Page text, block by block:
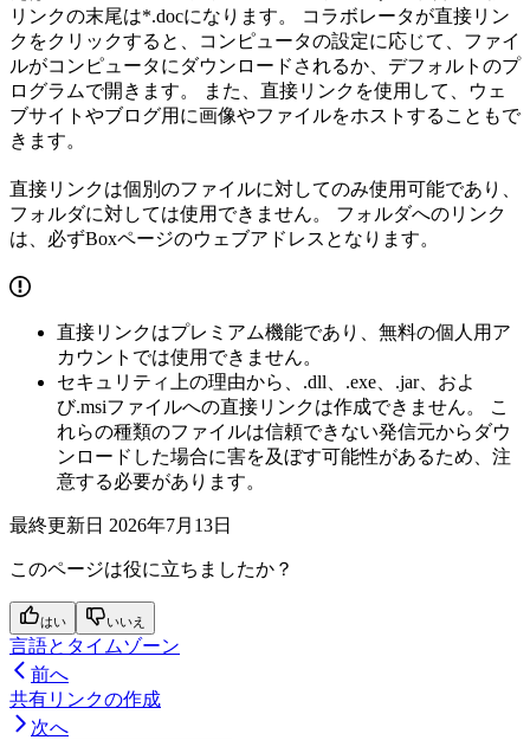
リンクの末尾は*.docになります。 コラボレータが直接リン
クをクリックすると、コンピュータの設定に応じて、ファイ
ルがコンピュータにダウンロードされるか、デフォルトのプ
ログラムで開きます。 また、直接リンクを使用して、ウェ
ブサイトやブログ用に画像やファイルをホストすることもで
きます。
直接リンクは個別のファイルに対してのみ使用可能であり、
フォルダに対しては使用できません。 フォルダへのリンク
は、必ずBoxページのウェブアドレスとなります。
直接リンクはプレミアム機能であり、無料の個人用ア
カウントでは使用できません。
セキュリティ上の理由から、.dll、.exe、.jar、およ
び.msiファイルへの直接リンクは作成できません。 こ
れらの種類のファイルは信頼できない発信元からダウ
ンロードした場合に害を及ぼす可能性があるため、注
意する必要があります。
最終更新日 2026年7月13日
このページは役に立ちましたか？
はい いいえ
言語とタイムゾーン
前へ
共有リンクの作成
次へ